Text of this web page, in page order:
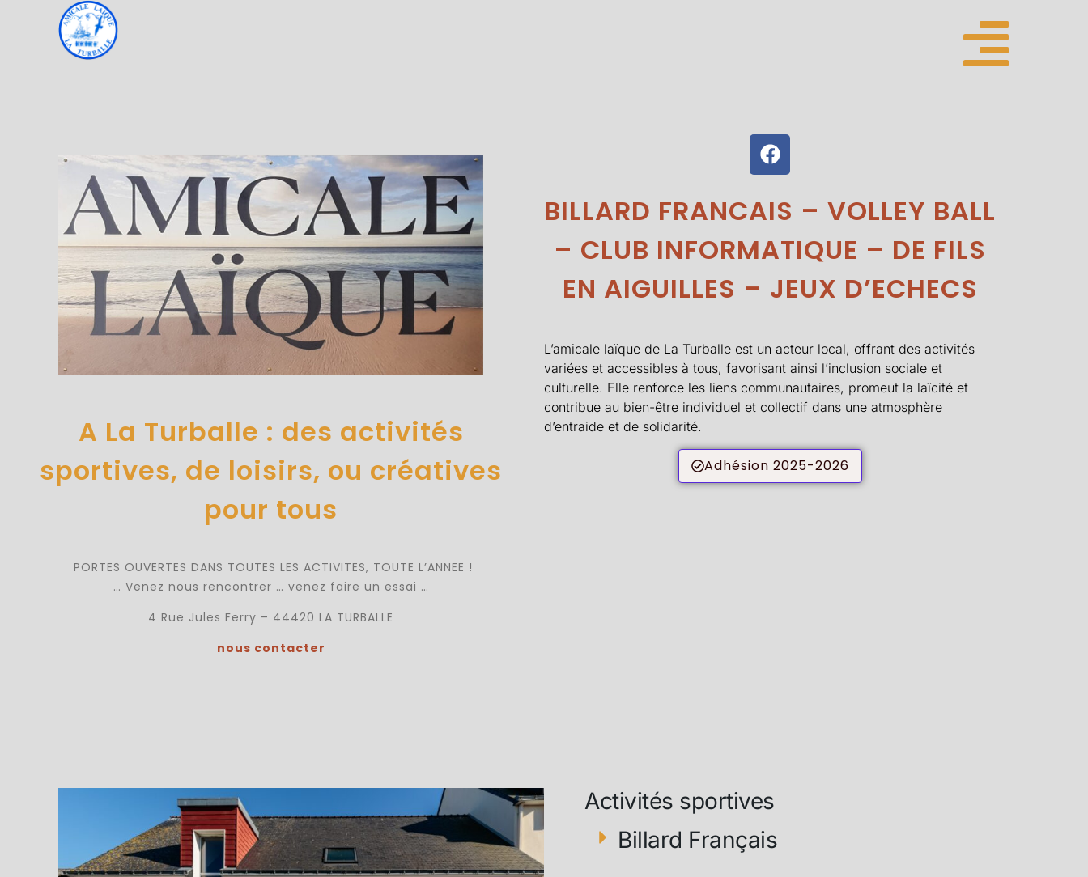
BILLARD FRANCAIS – VOLLEY BALL
– CLUB INFORMATIQUE – DE FILS
EN AIGUILLES – JEUX D’ECHECS
L’amicale laïque de La Turballe est un acteur local, offrant des activités
variées et accessibles à tous, favorisant ainsi l’inclusion sociale et
culturelle. Elle renforce les liens communautaires, promeut la laïcité et
contribue au bien-être individuel et collectif dans une atmosphère
d’entraide et de solidarité.
Adhésion 2025-2026
A La Turballe : des activités
sportives, de loisirs, ou créatives
pour tous
PORTES OUVERTES DANS TOUTES LES ACTIVITES, TOUTE L’ANNEE !
… Venez nous rencontrer … venez faire un essai …
4 Rue Jules Ferry – 44420 LA TURBALLE
nous contacter
Activités sportives
Billard Français